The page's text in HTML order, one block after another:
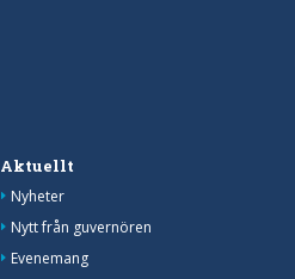
Aktuellt
Nyheter
Nytt från guvernören
Evenemang